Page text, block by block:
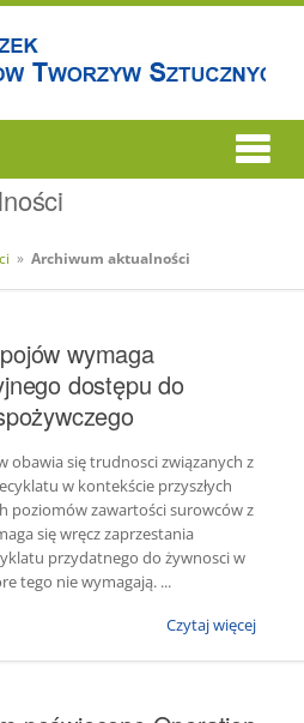
» Archiwum aktualności
wymaga
dostępu do
obawia się trudnosci związanych z
w kontekście przyszłych
poziomów zawartości surowców z
się wręcz zaprzestania
przydatnego do żywnosci w
tego nie wymagają. ...
Czytaj więcej